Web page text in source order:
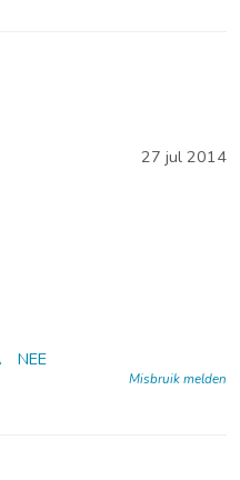
27 jul 2014
NEE
Misbruik melden